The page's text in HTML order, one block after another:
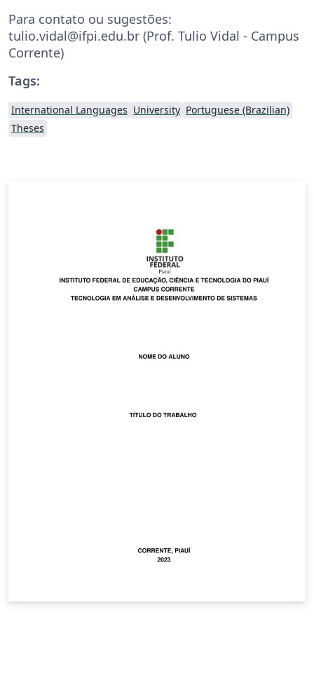
Para contato ou sugestões:
tulio.vidal@ifpi.edu.br (Prof. Tulio Vidal - Campus
Corrente)
Tags:
International Languages University Portuguese (Brazilian)
Theses